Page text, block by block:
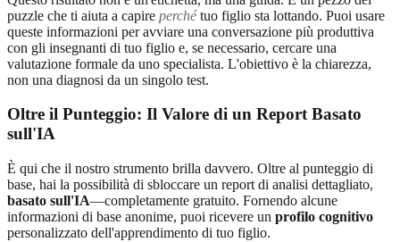
puzzle che ti aiuta a capire perchétuo figlio sta lottando. Puoi usare
queste informazioni per avviare una conversazione più produttiva
con gli insegnanti di tuo figlio e, se necessario, cercare una
valutazione formale da uno specialista. L'obiettivo è la chiarezza,
non una diagnosi da un singolo test.
Oltre il Punteggio: Il Valore di un Report Basato
sull'IA
È qui che il nostro strumento brilla davvero. Oltre al punteggio di
base, hai la possibilità di sbloccare un report di analisi dettagliato,
basato sull'IA—completamente gratuito. Fornendo alcune
informazioni di base anonime, puoi ricevere un profilo cognitivo
personalizzato dell'apprendimento di tuo figlio.